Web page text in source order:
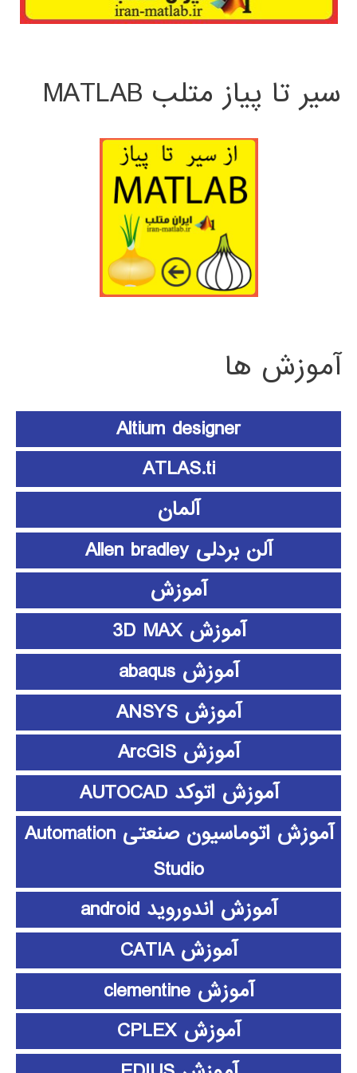
سیر تا پیاز متلب MATLAB
آموزش ها
Altium designer
ATLAS.ti
آلمان
آلن بردلی Allen bradley
آموزش
آموزش 3D MAX
آموزش abaqus
آموزش ANSYS
آموزش ArcGIS
آموزش اتوکد AUTOCAD
آموزش اتوماسیون صنعتی Automation
Studio
آموزش اندوروید android
آموزش CATIA
آموزش clementine
آموزش CPLEX